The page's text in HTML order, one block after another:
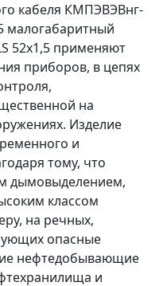
кабеля КМПЭВЭВнг-
малогабаритный
52х1,5 применяют
приборов, в цепях
на
Изделие
и
тому, что
дымовыделением,
классом
на речных,
опасные
нефтедобывающие
и